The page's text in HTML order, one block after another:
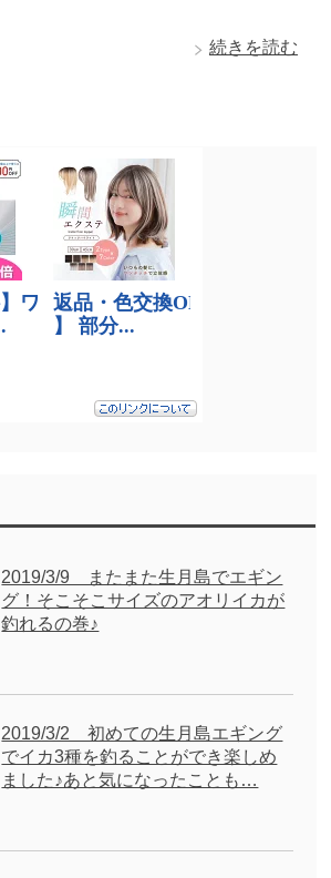
続きを読む
2019/3/9 またまた生月島でエギン
グ！そこそこサイズのアオリイカが
釣れるの巻♪
2019/3/2 初めての生月島エギング
でイカ3種を釣ることができ楽しめ
ました♪あと気になったことも…